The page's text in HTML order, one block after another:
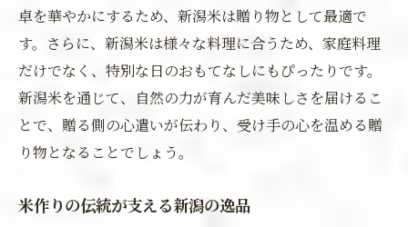
卓を華やかにするため、新潟米は贈り物として最適で
す。さらに、新潟米は様々な料理に合うため、家庭料理
だけでなく、特別な日のおもてなしにもぴったりです。
新潟米を通じて、自然の力が育んだ美味しさを届けるこ
とで、贈る側の心遣いが伝わり、受け手の心を温める贈
り物となることでしょう。
米作りの伝統が支える新潟の逸品